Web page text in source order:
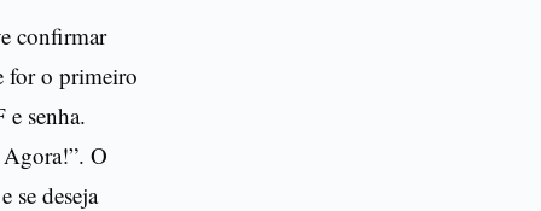
confirmar
for o primeiro
e senha.
Agora!”. O
se deseja